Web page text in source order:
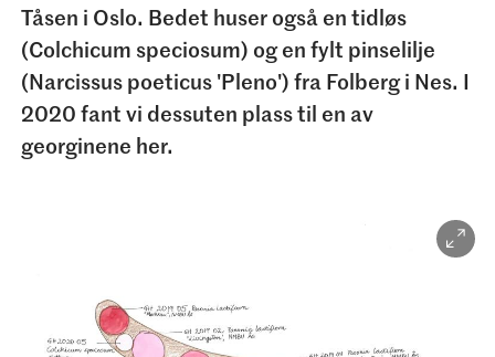
Tåsen i Oslo. Bedet huser også en tidløs
(Colchicum speciosum) og en fylt pinselilje
(Narcissus poeticus 'Pleno') fra Folberg i Nes. I
2020 fant vi dessuten plass til en av
georginene her.